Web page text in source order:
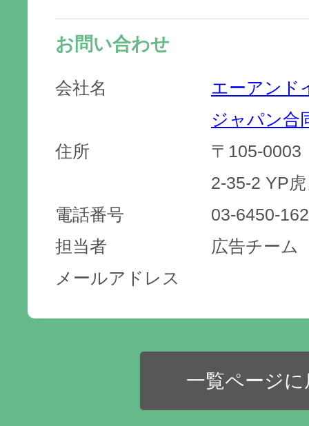
お問い合わせ
会社名
エーアンド
ジャパン合
住所
〒105-
2-35-2 YP
電話番号
03-6450-
担当者
広告チーム
メールアドレス
一覧ページに